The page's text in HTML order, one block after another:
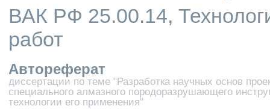
ВАК РФ 25.00.14,
работ
Автореферат
диссертации по теме "Разработка научных основ
специального алмазного породоразрушающего
технологии его применения"